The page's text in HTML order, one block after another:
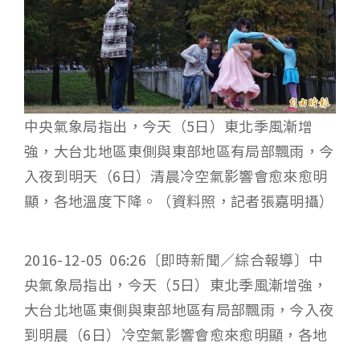
中央氣象局指出，今天（5日）東北季風漸增
強，大台北地區東側與東部地區有局部飄雨，今
入夜到明天（6日）清晨冷空氣影響會愈來愈明
顯，各地溫度下降。（資料照，記者張嘉明攝）
2016-12-05 06:26〔即時新聞／綜合報導〕中
央氣象局指出，今天（5日）東北季風漸增強，
大台北地區東側與東部地區有局部飄雨，今入夜
到明晨（6日）冷空氣影響會愈來愈明顯，各地